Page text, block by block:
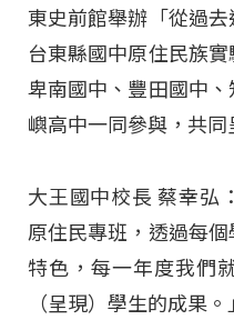
東史前館舉辦「從過去
台東縣國中原住民族
卑南國中、豐田國中
嶼高中一同參與，共同
大王國中校長 蔡幸弘
原住民專班，透過每
特色，每一年度我們
（呈現）學生的成果。